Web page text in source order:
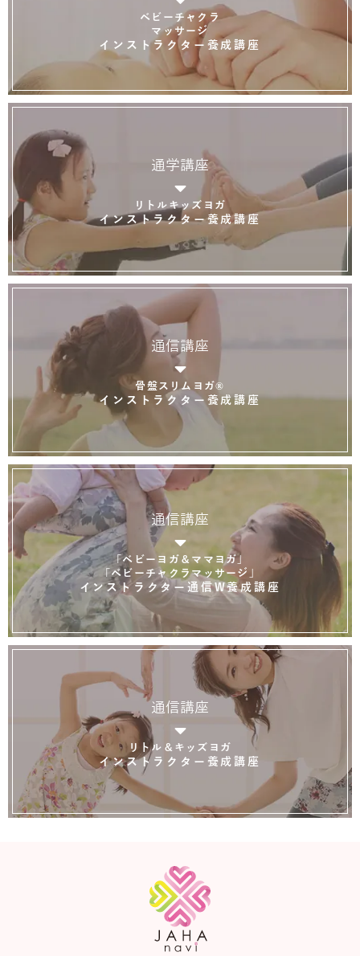
ベビーチャクラ
マッサージ
インストラクター養成講座
通学講座
リトルキッズヨガ
インストラクター養成講座
通信講座
骨盤スリムヨガ®
インストラクター養成講座
通信講座
「ベビーヨガ＆ママヨガ」
「ベビーチャクラマッサージ」
インストラクター通信W養成講座
通信講座
リトル＆キッズヨガ
インストラクター養成講座